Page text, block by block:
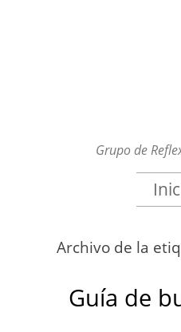
Grupo de
Archivo de la
Guía de